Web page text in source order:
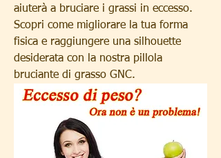
aiuterà a bruciare i grassi in eccesso.
Scopri come migliorare la tua forma
fisica e raggiungere una silhouette
desiderata con la nostra pillola
bruciante di grasso GNC.